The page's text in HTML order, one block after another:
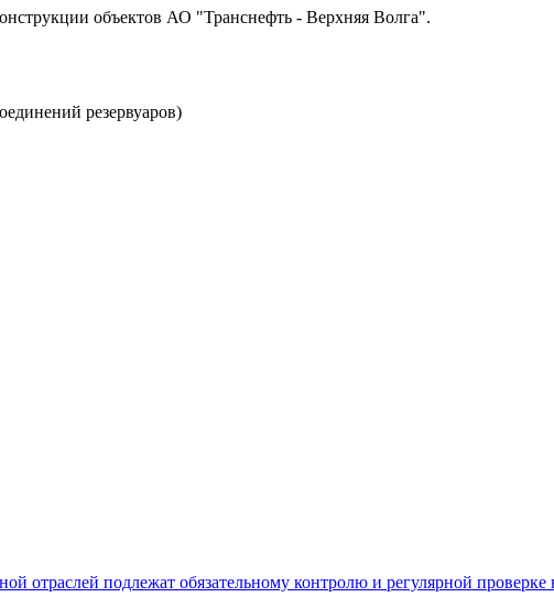
объектов АО "Транснефть - Верхняя Волга".
резервуаров)
отраслей подлежат обязательному контролю и регулярной проверке